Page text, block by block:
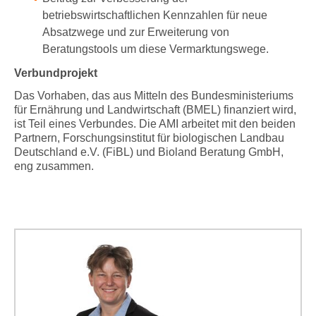
betriebswirtschaftlichen Kennzahlen für neue
Absatzwege und zur Erweiterung von
Beratungstools um diese Vermarktungswege.
Verbundprojekt
Das Vorhaben, das aus Mitteln des Bundesministeriums
für Ernährung und Landwirtschaft (BMEL) finanziert wird,
ist Teil eines Verbundes. Die AMI arbeitet mit den beiden
Partnern, Forschungsinstitut für biologischen Landbau
Deutschland e.V. (FiBL) und Bioland Beratung GmbH,
eng zusammen.